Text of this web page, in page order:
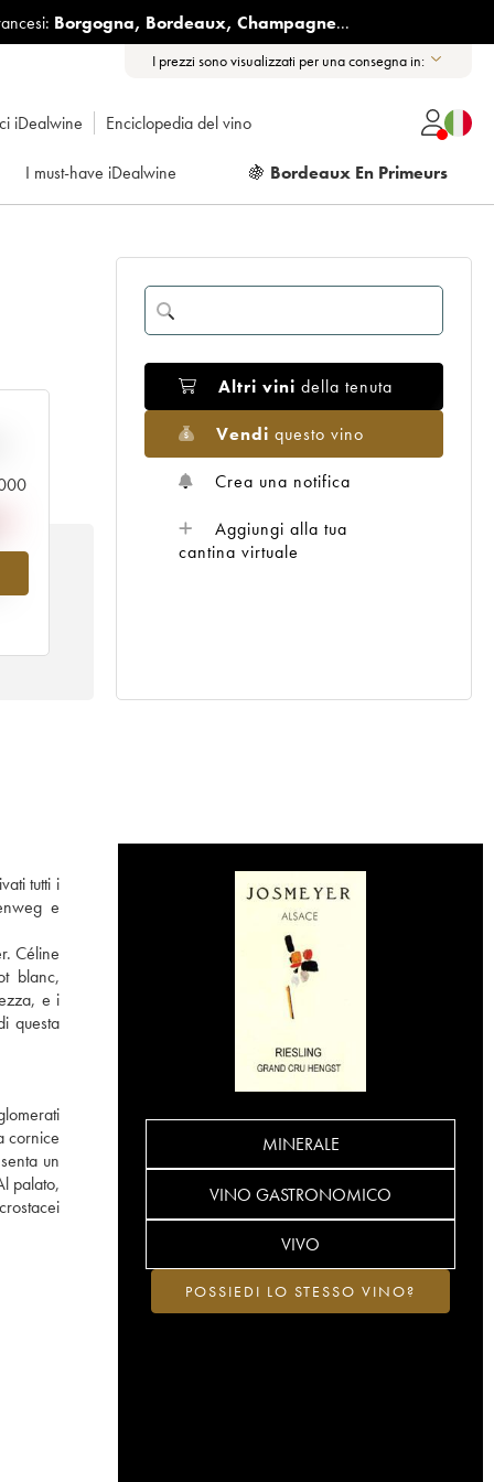
Borgogna, Bordeaux, Champagne...
I prezzi sono visualizzati per una consegna in:
iDealwine Enciclopedia del vino
I must-have iDealwine 🍇 Bordeaux En Primeurs
Altri vini della tenuta
Vendi questo vino
Crea una notifica
Aggiungi alla tua
cantina virtuale
tutti i
e
Céline
blanc,
e i
questa
cornice
un
palato,
MINERALE
VINO GASTRONOMICO
VIVO
POSSIEDI LO STESSO VINO?